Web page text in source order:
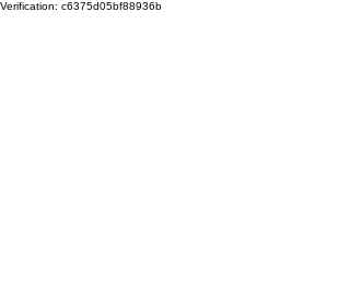
Verification: c6375d05bf88936b